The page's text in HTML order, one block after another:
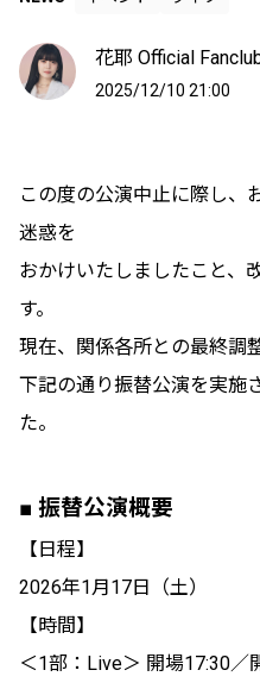
花耶 Official
2025/12/10 21:00
この度の公演中止に際し、
迷惑を
おかけいたしましたこと、
す。
現在、関係各所との最終調
下記の通り振替公演を実施
た。
■ 振替公演概要
【日程】
2026年1月17日（土）
【時間】
＜1部：Live＞ 開場17:30／